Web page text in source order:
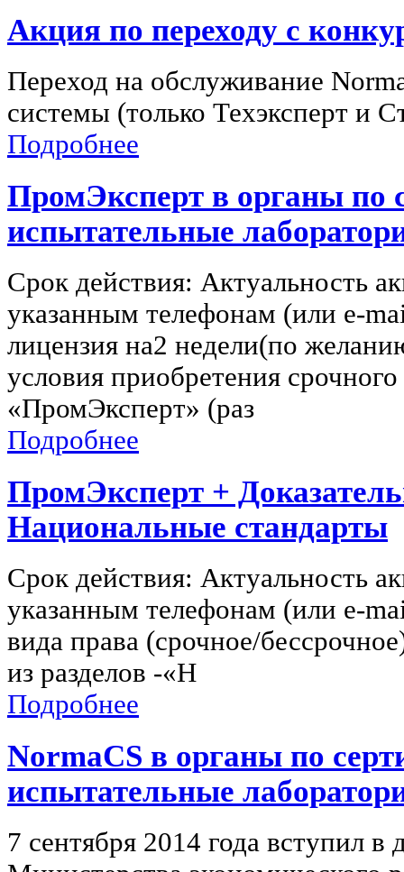
Акция по переходу с
Переход на обслуживание
системы (только Техэксперт и
Подробнее
ПромЭксперт в органы по
испытательные
Срок действия: Актуальность
указанным телефонам (или e-
лицензия на2 недели(по
условия приобретения
«ПромЭксперт» (раз
Подробнее
ПромЭксперт +
Национальные стандарты
Срок действия: Актуальность
указанным телефонам (или e-
вида права (срочное/
из разделов -«Н
Подробнее
NormaCS в органы по
испытательные
7 сентября 2014 года вступил в